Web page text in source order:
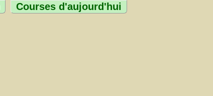
Courses d'aujourd'hui